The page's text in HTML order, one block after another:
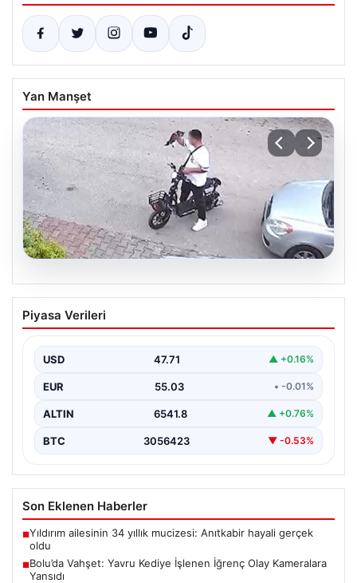
Yan Manşet
Bolu’da Vahşet: Yavru Kediye İşlenen
İğrenç Olay Kameralara Yansıdı
günlerde meydana gelen korkutucu olay, bölgedeki
sakinleri derinden sarstı. Elektrikli…
Piyasa Verileri
USD 47.71 ▲ +0.16%
EUR 55.03 • -0.01%
ALTIN 6541.8 ▲ +0.76%
BTC 3056423 ▼ -0.53%
Son Eklenen Haberler
■Yıldırım ailesinin 34 yıllık mucizesi: Anıtkabir hayali gerçek
oldu
■Bolu’da Vahşet: Yavru Kediye İşlenen İğrenç Olay Kameralara
Yansıdı